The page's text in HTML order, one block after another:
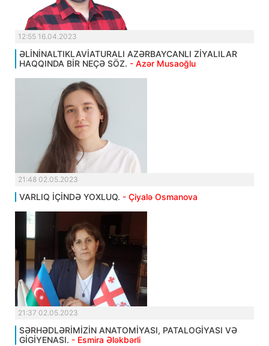
12:55 16.04.2023
ƏLİNİNALTIKLAVİATURALI AZƏRBAYCANLI ZİYALILAR
HAQQINDA BİR NEÇƏ SÖZ. - Azər Musaoğlu
21:48 02.05.2023
VARLIQ İÇİNDƏ YOXLUQ. - Çiyalə Osmanova
21:37 02.05.2023
SƏRHƏDLƏRİMİZİN ANATOMİYASI, PATALOGİYASI VƏ
GİGİYENASI. - Esmira Ələkbərli